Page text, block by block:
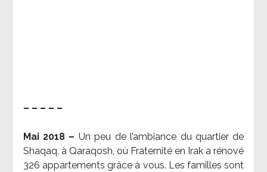
– – – – –
Mai 2018 – Un peu de l’ambiance du quartier de
Shaqaq, à Qaraqosh, où Fraternité en Irak a rénové
326 appartements grâce à vous. Les familles sont